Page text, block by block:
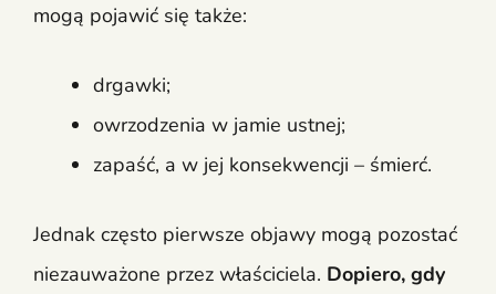
mogą pojawić się także:
drgawki;
owrzodzenia w jamie ustnej;
zapaść, a w jej konsekwencji – śmierć.
Jednak często pierwsze objawy mogą pozostać
niezauważone przez właściciela. Dopiero, gdy